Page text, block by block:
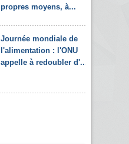
propres moyens, à...
Journée mondiale de
l'alimentation : l'ONU
appelle à redoubler d'...